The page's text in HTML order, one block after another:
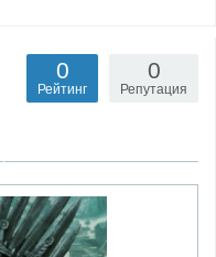
0
Репутация
0
Рейтинг